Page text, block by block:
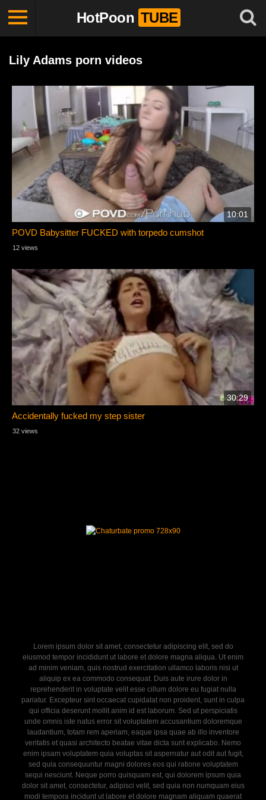
HotPoon TUBE
Lily Adams porn videos
10:01
POVD Babysitter FUCKED with torpedo cumshot
12 views
30:29
Accidentally fucked my step sister
32 views
Lorem ipsum dolor sit amet, consectetur adipiscing elit, sed do
eiusmod tempor incididunt ut labore et dolore magna aliqua. Ut enim
ad minim veniam, quis nostrud exercitation ullamco laboris nisi ut
aliquip ex ea commodo consequat. Duis aute irure dolor in
reprehenderit in voluptate velit esse cillum dolore eu fugiat nulla
pariatur. Excepteur sint occaecat cupidatat non proident, sunt in culpa
qui officia deserunt mollit anim id est laborum. Sed ut perspiciatis
unde omnis iste natus error sit voluptatem accusantium doloremque
laudantium, totam rem aperiam, eaque ipsa quae ab illo inventore
veritatis et quasi architecto beatae vitae dicta sunt explicabo. Nemo
enim ipsam voluptatem quia voluptas sit aspernatur aut odit aut fugit,
sed quia consequuntur magni dolores eos qui ratione voluptatem
sequi nesciunt. Neque porro quisquam est, qui dolorem ipsum quia
dolor sit amet, consectetur, adipisci velit, sed quia non numquam eius
modi tempora incidunt ut labore et dolore magnam aliquam quaerat